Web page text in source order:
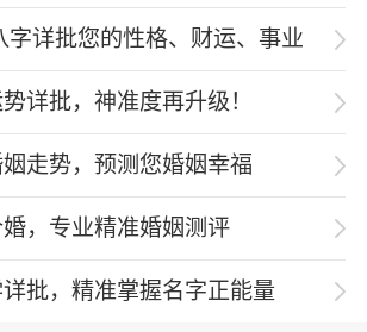
字详批您的性格、财运、事业
详批，神准度再升级！
姻走势，预测您婚姻幸福
婚，专业精准婚姻测评
详批，精准掌握名字正能量